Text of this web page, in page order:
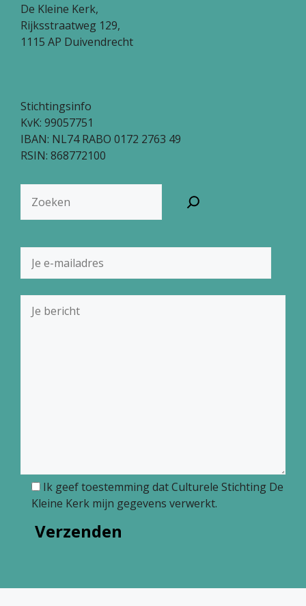
De Kleine Kerk,
Rijksstraatweg 129,
1115 AP Duivendrecht
Stichtingsinfo
KvK: 99057751
IBAN: NL74 RABO 0172 2763 49
RSIN: 868772100
Ik geef toestemming dat Culturele Stichting De
Kleine Kerk mijn gegevens verwerkt.